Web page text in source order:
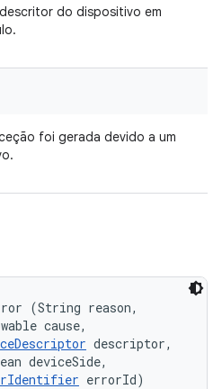
do dispositivo em
foi gerada devido a um
(String reason,
cause,
descriptor,
deviceSide,
errorId)